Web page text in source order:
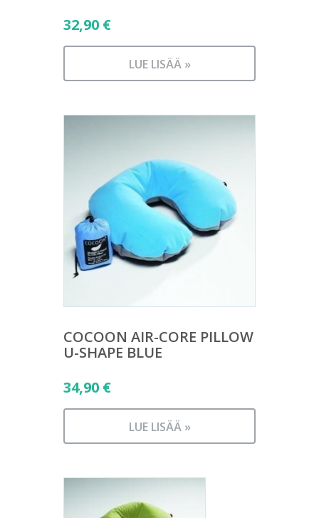
32,90 €
LUE LISÄÄ »
COCOON AIR-CORE PILLOW
U-SHAPE BLUE
34,90 €
LUE LISÄÄ »